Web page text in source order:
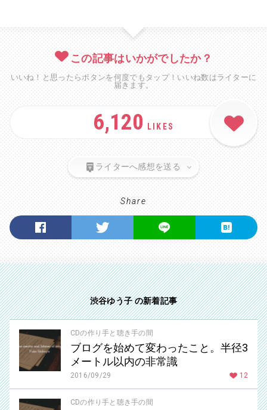
この記事はいかがでしたか？
いいね！と思ったらボタンを何度でもタップ！いいね数はライターに
届きます。
6,120 LIKES
ライターへ感想を送る
Share
渋谷ゆう子 の新着記事
CDの作り手と聴き手の間
ブログを始めて変わったこと。半径3
メートル以内の非常識
2016/09/29 12
CDの作り手と聴き手の間